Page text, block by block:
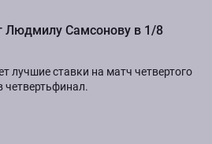
Людмилу Самсонову в 1/8
лучшие ставки на матч четвертого
четвертьфинал.